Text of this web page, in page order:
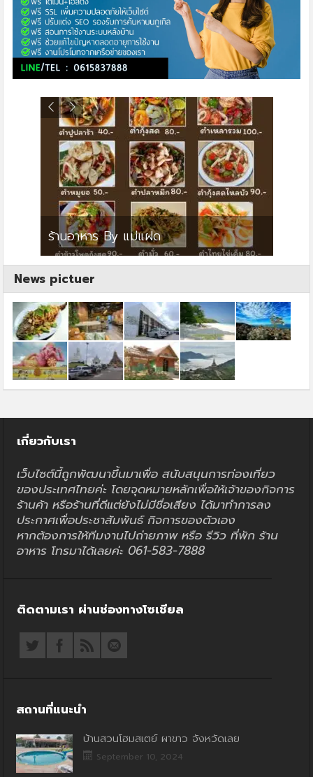
ร้านอาหาร By แม่แฝด
News pictuer
เกี่ยวกับเรา
เว็บไซต์นี้ถูกพัฒนาขึ้นมาเพื่อ สนับสนุนการท่องเที่ยว
ของประเทศไทยค่ะ โดยจุดหมายหลักเพื่อให้เจ้าของกิจการ
ร้านค้า หรือร้านที่ดีแต่ยังไม่มีชื่อเสียง ได้มาทำการลง
ประกาศเพื่อประชาสัมพันธ์ กิจการของตัวเอง
หากต้องการให้ทีมงานไปถ่ายภาพ หรือ รีวิว ที่พัก ร้าน
อาหาร โทรมาได้เลยค่ะ 061-583-7888
ติดตามเรา ผ่านช่องทางโซเชียล
สถานที่แนะนำ
บ้านสวนโฮมสเตย์ ผาขาว จังหวัดเลย
September 10, 2024